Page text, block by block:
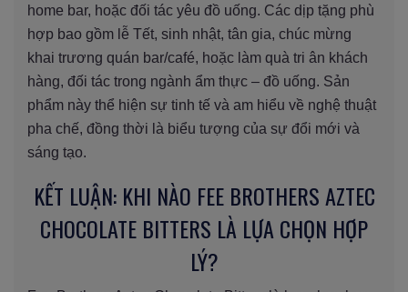
home bar, hoặc đối tác yêu đồ uống. Các dịp tặng phù
hợp bao gồm lễ Tết, sinh nhật, tân gia, chúc mừng
khai trương quán bar/café, hoặc làm quà tri ân khách
hàng, đối tác trong ngành ẩm thực – đồ uống. Sản
phẩm này thể hiện sự tinh tế và am hiểu về nghệ thuật
pha chế, đồng thời là biểu tượng của sự đổi mới và
sáng tạo.
KẾT LUẬN: KHI NÀO FEE BROTHERS AZTEC
CHOCOLATE BITTERS LÀ LỰA CHỌN HỢP
LÝ?